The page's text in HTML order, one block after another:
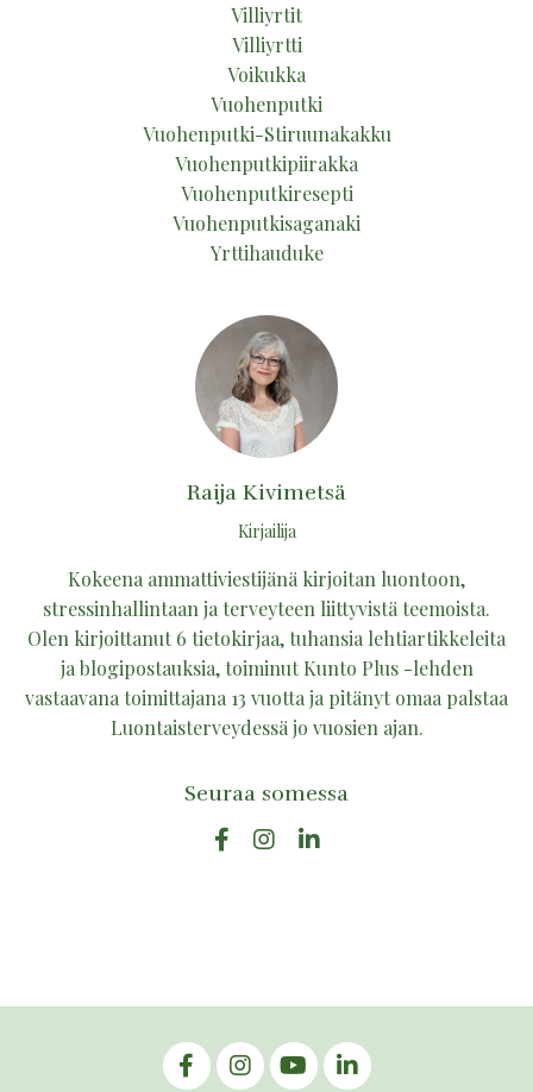
Villiyrtit
Villiyrtti
Voikukka
Vuohenputki
Vuohenputki-Stiruunakakku
Vuohenputkipiirakka
Vuohenputkiresepti
Vuohenputkisaganaki
Yrttihauduke
Raija Kivimetsä
Kirjailija
Kokeena ammattiviestijänä kirjoitan luontoon,
stressinhallintaan ja terveyteen liittyvistä teemoista.
Olen kirjoittanut 6 tietokirjaa, tuhansia lehtiartikkeleita
ja blogipostauksia, toiminut Kunto Plus -lehden
vastaavana toimittajana 13 vuotta ja pitänyt omaa palstaa
Luontaisterveydessä jo vuosien ajan.
Seuraa somessa